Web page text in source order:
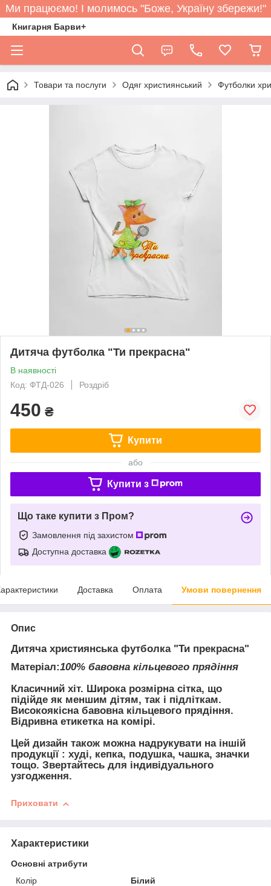
Ми працюємо! І молимось "Боже, Україну збережи!"
Книгарня Барви+
Товари та послуги Одяг християнський Футболки
Дитяча футболка "Ти прекрасна"
В наявності
Код: ФТД-026
Роздріб
450 ₴
Купити
або
Купити з
Що таке купити з Пром?
Замовлення під захистом
Доступна доставка
Доставка Оплата Умови повернення
Опис
Дитяча християнська футболка "Ти прекрасна"
Матеріал:100% бавовна кільцевого прядіння
Класичний хіт. Широка розмірна сітка, що
підійде як меншим дітям, так і підліткам.
Високоякісна бавовна кільцевого прядіння.
Відривна етикетка на комірі.
Цей дизайн також можна надрукувати на іншій
продукції : худі, кепка, подушка, чашка, значки
тощо. Звертайтесь для індивідуального
узгодження.
Приховати
Характеристики
Основні атрибути
Колір
Білий